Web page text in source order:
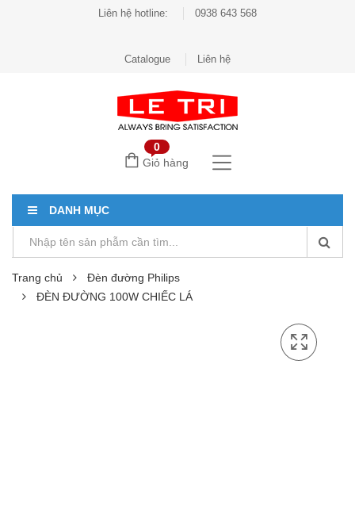
Liên hệ hotline: 0938 643 568
Catalogue Liên hệ
0
Giỏ hàng
DANH MỤC
Trang chủ
Đèn đường Philips
ĐÈN ĐƯỜNG 100W CHIẾC LÁ